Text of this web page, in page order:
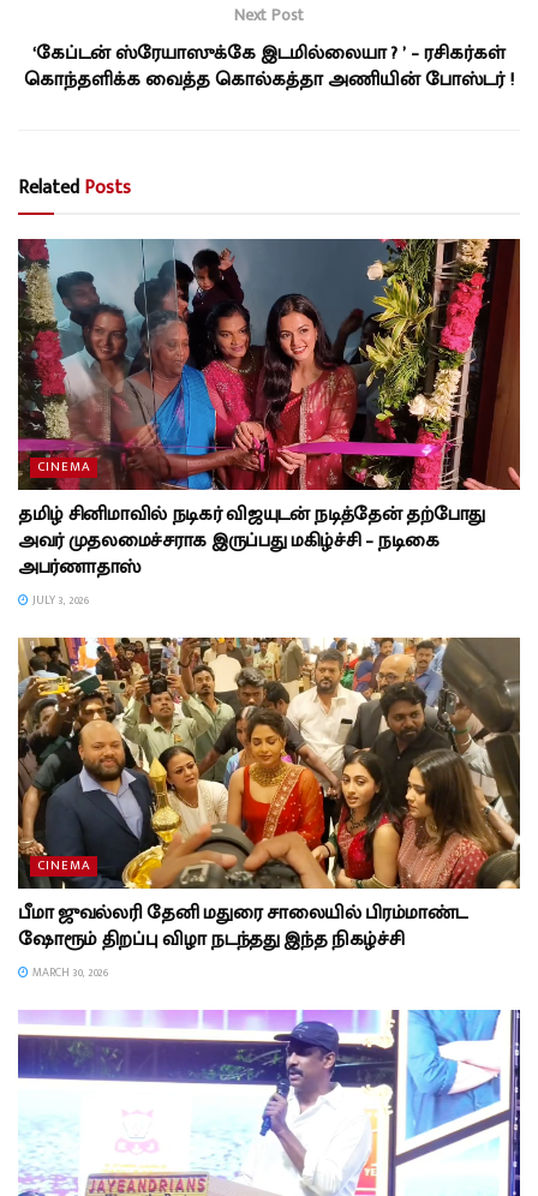
Next Post
‘கேப்டன் ஸ்ரேயாஸுக்கே இடமில்லையா ? ’ – ரசிகர்கள்
கொந்தளிக்க வைத்த கொல்கத்தா அணியின் போஸ்டர் !
RelatedPosts
CINEMA
தமிழ் சினிமாவில் நடிகர் விஜயுடன் நடித்தேன் தற்போது
அவர் முதலமைச்சராக இருப்பது மகிழ்ச்சி – நடிகை
அபர்ணாதாஸ்
JULY 3, 2026
CINEMA
பீமா ஜுவல்லரி தேனி மதுரை சாலையில் பிரம்மாண்ட
ஷோரூம் திறப்பு விழா நடந்தது இந்த நிகழ்ச்சி
MARCH 30, 2026